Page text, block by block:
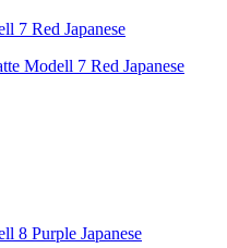
Modell 7 Red Japanese